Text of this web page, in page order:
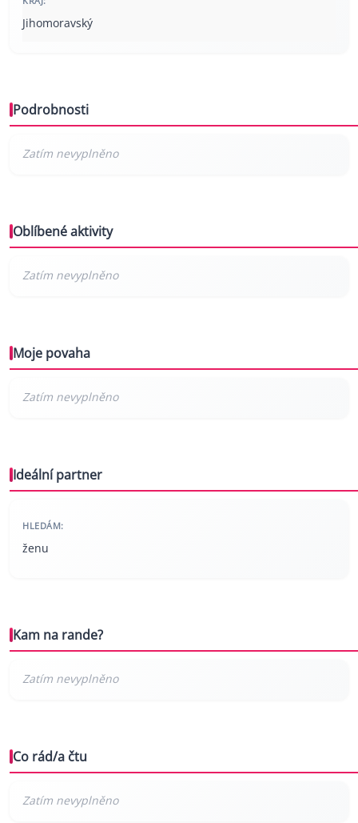
Jihomoravský
Podrobnosti
Oblíbené aktivity
Moje povaha
Ideální partner
HLEDÁM:
ženu
Kam na rande?
Co rád/a čtu